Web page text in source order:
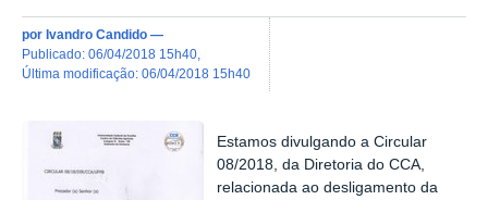
por Ivandro Candido —
publicado: 06/04/2018 15h40
última modificação: 06/04/2018 15h40
Estamos divulgando a Circular
08/2018, da Diretoria do CCA,
relacionada ao desligamento da